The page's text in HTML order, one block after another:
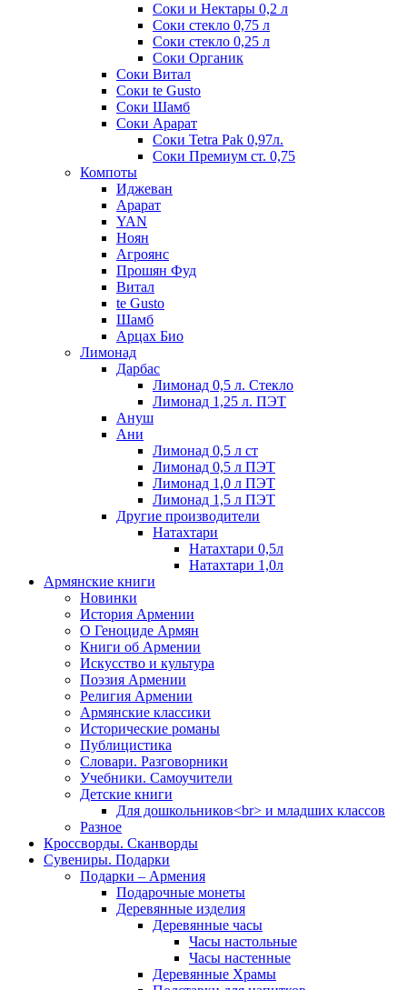
Соки и Нектары 0,2 л
Соки стекло 0,75 л
Соки стекло 0,25 л
Соки Органик
Соки Витал
Соки te Gusto
Соки Шамб
Соки Арарат
Соки Tetra Pak 0,97л.
Соки Премиум ст. 0,75
Компоты
Иджеван
Арарат
YAN
Ноян
Агроянс
Прошян Фуд
Витал
te Gusto
Шамб
Арцах Био
Лимонад
Дарбас
Лимонад 0,5 л. Стекло
Лимонад 1,25 л. ПЭТ
Ануш
Ани
Лимонад 0,5 л ст
Лимонад 0,5 л ПЭТ
Лимонад 1,0 л ПЭТ
Лимонад 1,5 л ПЭТ
Другие производители
Натахтари
Натахтари 0,5л
Натахтари 1,0л
Армянские книги
Новинки
История Армении
О Геноциде Армян
Книги об Армении
Иcкусство и культура
Поэзия Армении
Религия Армении
Армянские классики
Исторические романы
Публицистика
Словари. Разговорники
Учебники. Самоучители
Детские книги
Для дошкольников<br> и младших классов
Разное
Кроссворды. Сканворды
Сувениры. Подарки
Подарки – Армения
Подарочные монеты
Деревянные изделия
Деревянные часы
Часы настольные
Часы настенные
Деревянные Храмы